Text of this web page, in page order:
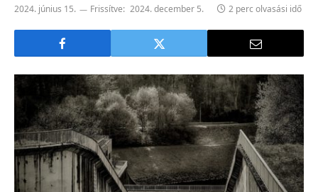
2024. június 15. Frissítve: 2024. december 5. 2 perc olvasási idő